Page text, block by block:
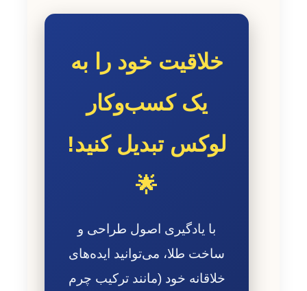
خلاقیت خود را به
یک کسب‌وکار
لوکس تبدیل کنید!
🌟
با یادگیری اصول طراحی و
ساخت طلا، می‌توانید ایده‌های
خلاقانه خود (مانند ترکیب چرم